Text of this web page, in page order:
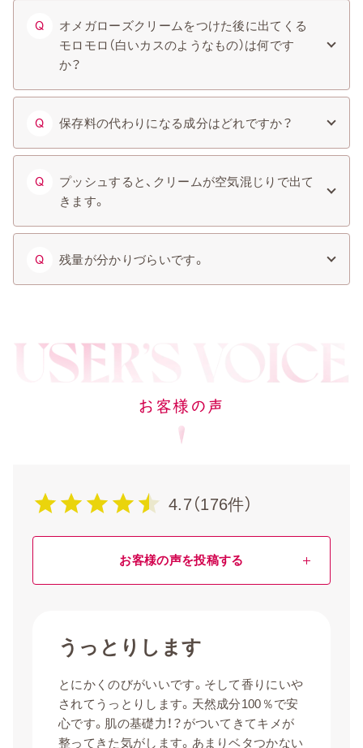
Q
オメガローズクリームをつけた後に出てくる
モロモロ（白いカスのようなもの）は何です
か？
Q 保存料の代わりになる成分はどれですか？
Q
プッシュすると、クリームが空気混じりで出て
きます。
Q 残量が分かりづらいです。
お客様の声
4.7（176件）
お客様の声を投稿する
うっとりします
とにかくのびがいいです。そして香りにいや
されてうっとりします。天然成分100％で安
心です。肌の基礎力！？がついてきてキメが
整ってきた気がします。あまりベタつかない